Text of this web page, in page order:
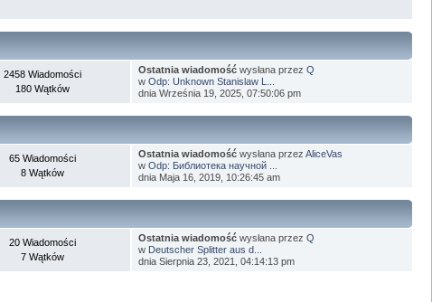
2458 Wiadomości
180 Wątków
Ostatnia wiadomość wysłana przezQ
wOdp: Unknown Stanislaw L...
dnia Września 19, 2025, 07:50:06 pm
65 Wiadomości
8 Wątków
Ostatnia wiadomość wysłana przezAliceVas
wOdp: Библиотека научной ...
dnia Maja 16, 2019, 10:26:45 am
20 Wiadomości
7 Wątków
Ostatnia wiadomość wysłana przezQ
w Deutscher Splitter aus d...
dnia Sierpnia 23, 2021, 04:14:13 pm